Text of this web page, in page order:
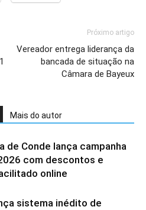
Próximo artigo
Vereador entrega liderança da
bancada de situação na
Câmara de Bayeux
Mais do autor
de Conde lança campanha
com descontos e
online
sistema inédito de